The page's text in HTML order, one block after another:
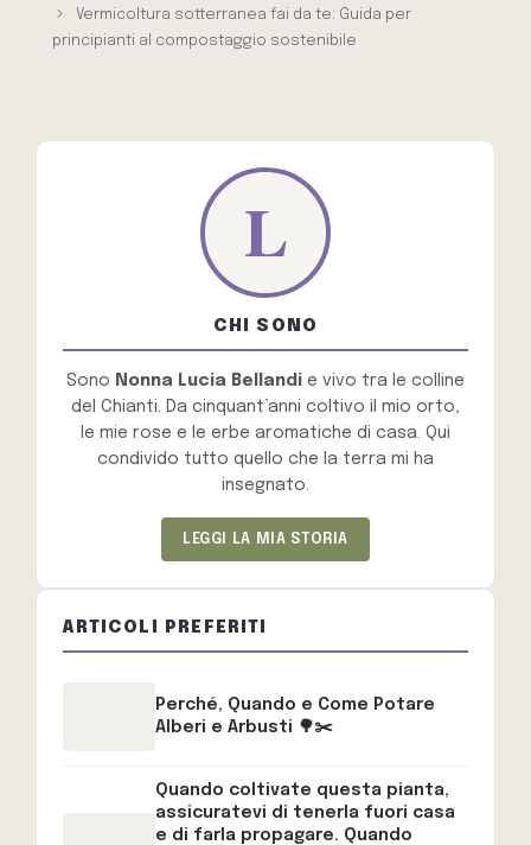
Vermicoltura sotterranea fai da te: Guida per
principianti al compostaggio sostenibile
CHI SONO
Sono Nonna Lucia Bellandi e vivo tra le colline
del Chianti. Da cinquant’anni coltivo il mio orto,
le mie rose e le erbe aromatiche di casa. Qui
condivido tutto quello che la terra mi ha
insegnato.
LEGGI LA MIA STORIA
ARTICOLI PREFERITI
Perché, Quando e Come Potare
Alberi e Arbusti 🌳✂️
Quando coltivate questa pianta,
assicuratevi di tenerla fuori casa
e di farla propagare. Quando